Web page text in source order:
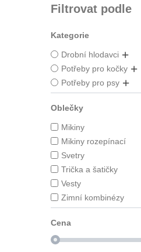
Filtrovat podle
Kategorie
Drobní hlodavci
Potřeby pro kočky
Potřeby pro psy
Oblečky
Mikiny
Mikiny rozepínací
Svetry
Trička a šatičky
Vesty
Zimní kombinézy
Cena